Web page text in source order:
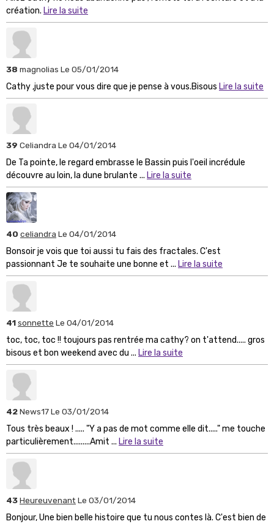
création. Lire la suite
38 magnolias Le 05/01/2014
Cathy ,juste pour vous dire que je pense à vous.Bisous Lire la suite
39 Celiandra Le 04/01/2014
De Ta pointe, le regard embrasse le Bassin puis l'oeil incrédule
découvre au loin, la dune brulante ... Lire la suite
40 celiandra Le 04/01/2014
Bonsoir je vois que toi aussi tu fais des fractales. C'est
passionnant Je te souhaite une bonne et ... Lire la suite
41sonnette Le 04/01/2014
toc, toc, toc !! toujours pas rentrée ma cathy? on t'attend..... gros
bisous et bon weekend avec du ... Lire la suite
42News17Le 03/01/2014
Tous très beaux ! ..... "Y a pas de mot comme elle dit....." me touche
particulièrement.........Amit ... Lire la suite
43Heureuvenant Le 03/01/2014
Bonjour, Une bien belle histoire que tu nous contes là. C'est bien de